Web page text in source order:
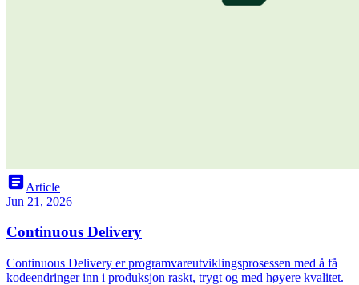
articleArticle
Jun 21, 2026
Continuous Delivery
Continuous Delivery er programvareutviklingsprosessen med å få
kodeendringer inn i produksjon raskt, trygt og med høyere kvalitet.